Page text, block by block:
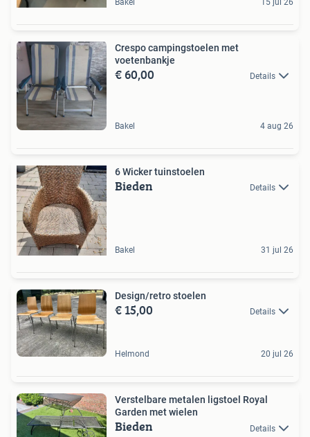
Crespo campingstoelen met
voetenbankje
€ 60,00 Details
Bakel 4 aug 26
6 Wicker tuinstoelen
Bieden Details
Bakel 31 jul 26
Design/retro stoelen
€ 15,00 Details
Helmond 20 jul 26
Verstelbare metalen ligstoel Royal
Garden met wielen
Bieden Details